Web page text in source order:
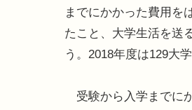
までにかかった費用を
たこと、大学生活を送
う。2018年度は129大
受験から入学までに